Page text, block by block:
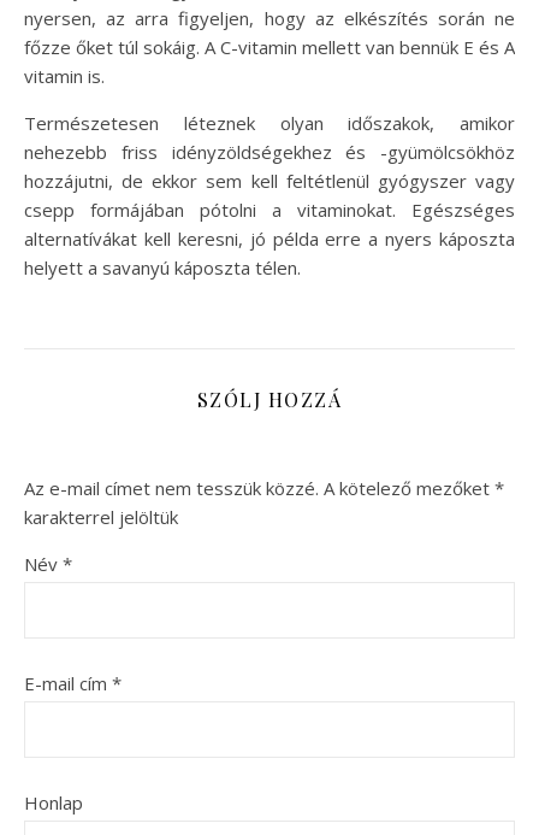
nyersen, az arra figyeljen, hogy az elkészítés során ne
főzze őket túl sokáig. A C-vitamin mellett van bennük E és A
vitamin is.
Természetesen léteznek olyan időszakok, amikor
nehezebb friss idényzöldségekhez és -gyümölcsökhöz
hozzájutni, de ekkor sem kell feltétlenül gyógyszer vagy
csepp formájában pótolni a vitaminokat. Egészséges
alternatívákat kell keresni, jó példa erre a nyers káposzta
helyett a savanyú káposzta télen.
SZÓLJ HOZZÁ
Az e-mail címet nem tesszük közzé. A kötelező mezőket *
karakterrel jelöltük
Név *
E-mail cím *
Honlap